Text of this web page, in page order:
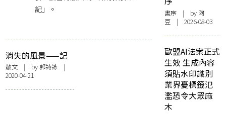
記」。
消失的風景——記
蛇王二
散文 | by郭詩詠 |
2020-04-21
書序 | by 阿
豆 | 2026-08-03
歐盟AI法案正式
生效 生成內容
須貼水印識別
業界憂標籤氾
濫恐令大眾麻
木